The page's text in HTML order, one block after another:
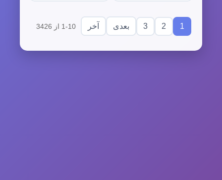
1
2
3 بعدی آخر 1-10 از 3426